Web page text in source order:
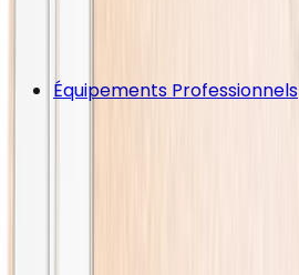
Équipements Professionnels